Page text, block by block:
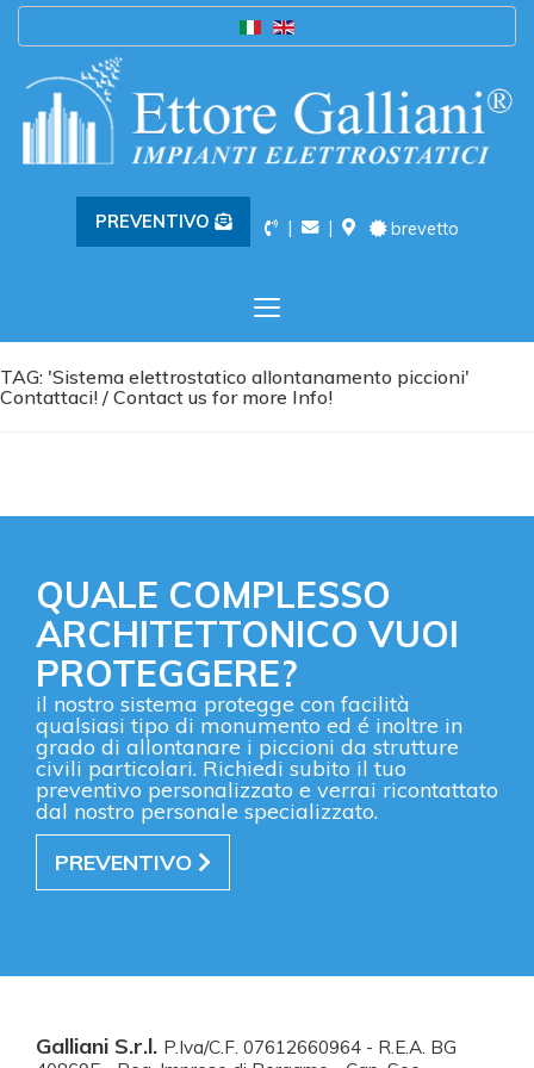
PREVENTIVO | | brevetto
Toggle
navigation
TAG: 'Sistema elettrostatico allontanamento piccioni'
Contattaci! / Contact us for more Info!
QUALE COMPLESSO
ARCHITETTONICO VUOI
PROTEGGERE?
il nostro sistema protegge con facilità
qualsiasi tipo di monumento ed é inoltre in
grado di allontanare i piccioni da strutture
civili particolari. Richiedi subito il tuo
preventivo personalizzato e verrai ricontattato
dal nostro personale specializzato.
PREVENTIVO
Galliani S.r.l. P.Iva/C.F. 07612660964 - R.E.A. BG